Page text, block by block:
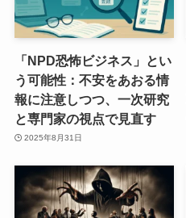
「NPD恐怖ビジネス」とい
う可能性：不安をあおる情
報に注意しつつ、一次研究
と専門家の視点で見直す
2025年8月31日